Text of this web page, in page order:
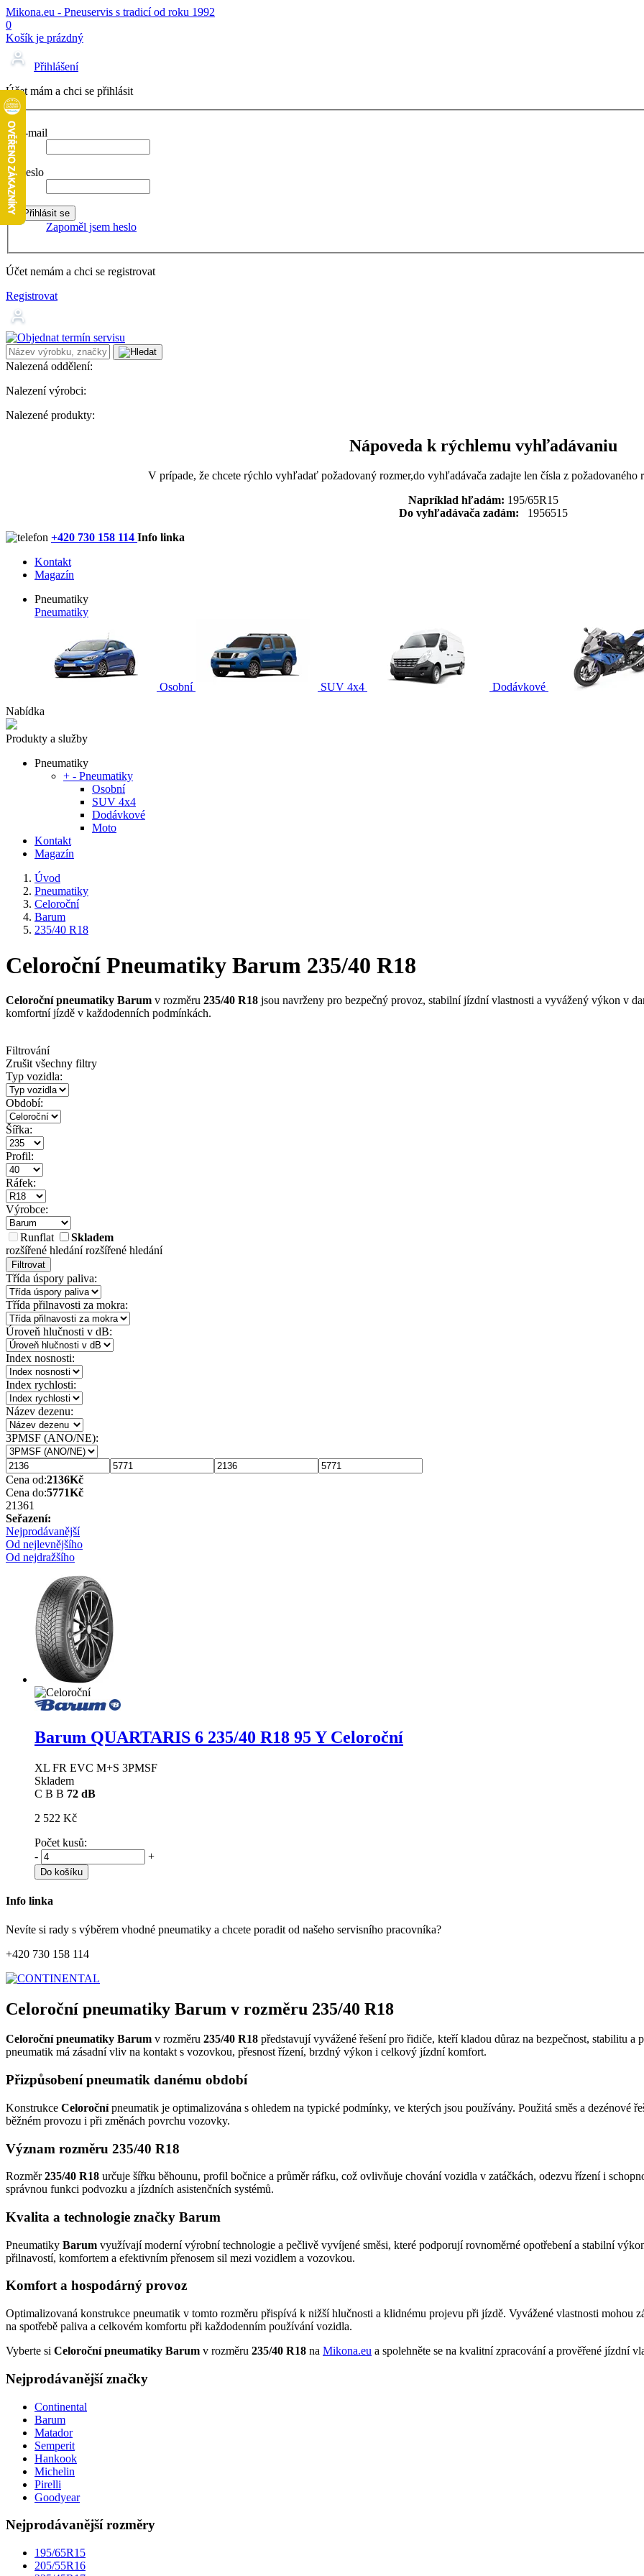
Mikona.eu - Pneuservis s tradicí od roku 1992
0
Košík je prázdný
Přihlášení
Účet mám a chci se přihlásit
E-mail
Heslo
Zapoměl jsem heslo
Účet nemám a chci se registrovat
Registrovat
Nalezená oddělení:
Nalezení výrobci:
Nalezené produkty:
Nápoveda k rýchlemu vyhľadávaniu
V prípade, že chcete rýchlo vyhľadať požadovaný rozmer,do vyhľadávača zadajte len čísla z
Napríklad hľadám: 195/65R15
Do vyhľadávača zadám: 1956515
+420 730 158 114 Info linka
Kontakt
Magazín
Pneumatiky
Pneumatiky
Osobní SUV 4x4
Dodávkové
Nabídka
Produkty a služby
Pneumatiky
+ - Pneumatiky
Osobní
SUV 4x4
Dodávkové
Moto
Kontakt
Magazín
Úvod
Pneumatiky
Celoroční
Barum
235/40 R18
Celoroční Pneumatiky Barum 235/40 R18
Celoroční pneumatiky Barum v rozměru 235/40 R18 jsou navrženy pro bezpečný provoz, stabilní jízdní vlastnosti a vyvážený výkon v
komfortní jízdě v každodenních podmínkách.
Filtrování
Zrušit všechny filtry
Typ vozidla:
Období:
Šířka:
Profil:
Ráfek:
Výrobce:
Runflat
Skladem
rozšířené hledánírozšířené hledání
Filtrovat
Třída úspory paliva:
Třída přilnavosti za mokra:
Úroveň hlučnosti v dB:
Index nosnosti:
Index rychlosti:
Název dezenu:
3PMSF (ANO/NE):
Cena od:2136Kč
Cena do:5771Kč
21361
Seřazení:
Nejprodávanější
Od nejlevnějšího
Od nejdražšího
Barum QUARTARIS 6 235/40 R18 95 Y Celoroční
XL FR EVC M+S 3PMSF
Skladem
C B B 72 dB
2 522 Kč
Počet kusů:
-
+
Do košíku
Info linka
Nevíte si rady s výběrem vhodné pneumatiky a chcete poradit od našeho servisního pracovníka?
+420 730 158 114
Celoroční pneumatiky Barum v rozměru 235/40 R18
Celoroční pneumatiky Barum v rozměru 235/40 R18 představují vyvážené řešení pro řidiče, kteří kladou důraz na bezpečnost, stabilitu
pneumatik má zásadní vliv na kontakt s vozovkou, přesnost řízení, brzdný výkon i celkový jízdní komfort.
Přizpůsobení pneumatik danému období
Konstrukce Celoročnípneumatik je optimalizována s ohledem na typické podmínky, ve kterých jsou používány. Použitá směs a dezénové
běžném provozu i při změnách povrchu vozovky.
Význam rozměru 235/40 R18
Rozměr235/40 R18 určuje šířku běhounu, profil bočnice a průměr ráfku, což ovlivňuje chování vozidla v zatáčkách, odezvu řízení i
správnou funkci podvozku a jízdních asistenčních systémů.
Kvalita a technologie značky Barum
Pneumatiky Barum využívají moderní výrobní technologie a pečlivě vyvíjené směsi, které podporují rovnoměrné opotřebení a stabilní
přilnavostí, komfortem a efektivním přenosem sil mezi vozidlem a vozovkou.
Komfort a hospodárný provoz
Optimalizovaná konstrukce pneumatik v tomto rozměru přispívá k nižší hlučnosti a klidnému projevu při jízdě. Vyvážené vlastnosti mohou
na spotřebě paliva a celkovém komfortu při každodenním používání vozidla.
Vyberte si Celoroční pneumatiky Barum v rozměru 235/40 R18 na Mikona.eu a spolehněte se na kvalitní zpracování a prověřené jízdní
Nejprodávanější značky
Continental
Barum
Matador
Semperit
Hankook
Michelin
Pirelli
Goodyear
Nejprodávanější rozměry
195/65R15
205/55R16